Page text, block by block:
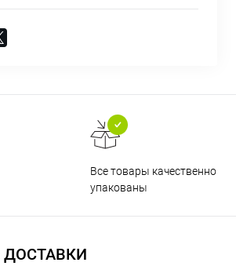
Все товары качественно
упакованы